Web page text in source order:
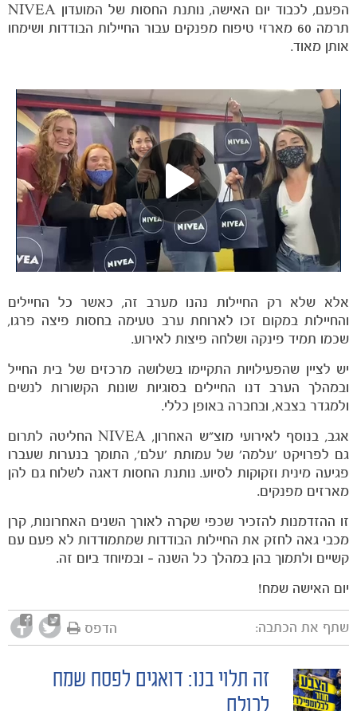
ותוצאות
הפעם, לכבוד יום האישה, נותנת החסות של המועדון NIVEA
תרמה 60 מארזי טיפוח מפנקים עבור החיילות הבודדות ושימחו
אותן מאוד.
אלא שלא רק החיילות נהנו מערב זה, כאשר כל החיילים
והחיילות במקום זכו לארוחת ערב טעימה בחסות פיצה פרגו,
שכמו תמיד פינקה ושלחה פיצות לאירוע.
יש לציין שהפעילויות התקיימו בשלושה מרכזים של בית החייל
ובמהלך הערב דנו החיילים בסוגיות שונות הקשורות לנשים
ולמגדר בצבא, ובחברה באופן כללי.
אגב, בנוסף לאירועי מוצ"ש האחרון, NIVEA החליטה לתרום
גם לפרויקט 'עלמה' של עמותת 'עלם', התומך בנערות שעברו
פגיעה מינית וזקוקות לסיוע. נותנת החסות דאגה לשלוח גם להן
מארזים מפנקים.
זו ההזדמנות להזכיר שכפי שקרה לאורך השנים האחרונות, קרן
מכבי גאה לחזק את החיילות הבודדות שמתמודדות לא פעם עם
קשיים ולתמוך בהן במהלך כל השנה – ובמיוחד ביום זה.
יום האישה שמח!
שתף את הכתבה: הדפס
POST
זה תלוי בנו: דואגים לפסח שמח